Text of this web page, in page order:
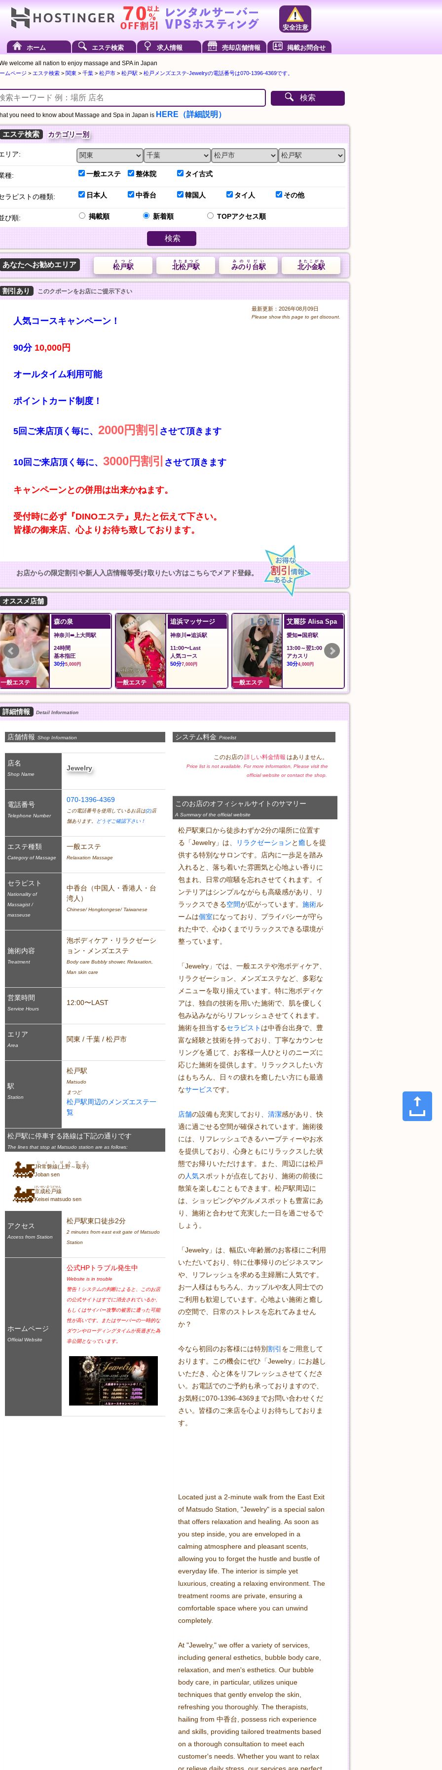
安全注意
ホーム エステ検索 求人情報 売却店舗情報 掲載お問合せ
welcome all nation to enjoy massage and SPA in Japan
ムページ > エステ検索 > 関東 > 千葉 > 松戸市 > 松戸駅 > 松戸メンズエステ-Jewelryの電話番号は070-1396-4369です。
検索
you need to know about Massage and Spa in Japan is HERE（詳細説明）
エステ検索 カテゴリー別
リア:
種: 一般エステ 整体院 タイ古式
ラピストの種類: 日本人 中香台 韓国人 タイ人 その他
び順: 掲載順 新着順 TOPアクセス順
検索
あなたへお勧めエリア 北小金駅
きたこがね
みのり台駅
みのりだい
北松戸駅
きたまつど
松戸駅
まつど
割引あり このクポーンをお店にご提示下さい
最新更新：2026年08月09日
Please show this page to get discount.
人気コースキャンペーン！
90分 10,000円
オールタイム利用可能
ポイントカード制度！
5回ご来店頂く毎に、 2000円割引 させて頂きます
10回ご来店頂く毎に、 3000円割引 させて頂きます
キャンペーンとの併用は出来かねます。
受付時に必ず『DINOエステ』見たと伝えて下さい。
お店からの限定割引や新人入店情報等受け取りたい方はこちらでメアド登録。
オススメ店舗
一般エステ
夢の恋
埼玉➠みずほ台駅
12:00～Last
オール泡コース
90分11,000円
一般エステ
ilAria アリア
東京➠新御徒町駅
12:00〜LAST
料金
60分8,000円
一般エステ
安心館
埼玉➠草加駅
12:00〜翌5:00
おすすめコース
90分10,000円
詳細情報 Detail Information
システム料金 Pricelist
このお店の詳しい料金情報 はありません。
Price list is not available. For more information, Please visit the
official website or contact the shop.
このお店のオフィシャルサイトのサマリー
A Summary of the official website
松戸駅東口から徒歩わずか2分の場所に位置す
る「Jewelry」は、
リラクゼーションと癒 しを提
供する特別なサロンです。店内に一歩足を踏み
入れると、落ち着いた雰囲気と心地よい香りに
包まれ、日常の喧騒を忘れさせてくれます。イ
ンテリアはシンプルながらも高級感があり、リ
ラックスできる空間が広がっています。 施術ル
ームは個室になっており、プライバシーが守ら
れた中で、心ゆくまでリラックスできる環境が
整っています。
「Jewelry」では、一般エステや泡ボディケア、
リラクゼーション、メンズエステなど、多彩な
メニューを取り揃えています。特に泡ボディケ
アは、独自の技術を用いた施術で、肌を優しく
包み込みながらリフレッシュさせてくれます。
施術を担当するセラピスト は中香台出身で、豊
富な経験と技術を持っており、丁寧なカウンセ
リングを通じて、お客様一人ひとりのニーズに
応じた施術を提供します。リラックスしたい方
はもちろん、日々の疲れを癒したい方にも最適
なサービスです。
店舗の設備も充実しており、 清潔感があり、快
適に過ごせる空間が確保されています。施術後
には、リフレッシュできるハーブティーやお水
を提供しており、心身ともにリラックスした状
態でお帰りいただけます。また、周辺には松戸
の人気スポットが点在しており、施術の前後に
散策を楽しむこともできます。松戸駅周辺に
は、ショッピングやグルメスポットも豊富にあ
り、施術と合わせて充実した一日を過ごせるで
しょう。
「Jewelry」は、幅広い年齢層のお客様にご利用
いただいており、特に仕事帰りのビジネスマン
や、リフレッシュを求める主婦層に人気です。
お一人様はもちろん、カップルや友人同士での
ご利用も歓迎しています。心地よい施術と癒し
の空間で、日常のストレスを忘れてみません
か？
今なら初回のお客様には特別割引 をご用意して
おります。この機会にぜひ「Jewelry」にお越し
いただき、心と体をリフレッシュさせてくださ
い。お電話でのご予約も承っておりますので、
お気軽に070-1396-4369までお問い合わせくだ
さい。皆様のご来店を心よりお待ちしておりま
す。
Located just a 2-minute walk from the East Exit
of Matsudo Station, "Jewelry" is a special salon
that offers relaxation and healing. As soon as
you step inside, you are enveloped in a
calming atmosphere and pleasant scents,
allowing you to forget the hustle and bustle of
everyday life. The interior is simple yet
luxurious, creating a relaxing environment. The
treatment rooms are private, ensuring a
comfortable space where you can unwind
completely.
At "Jewelry," we offer a variety of services,
including general esthetics, bubble body care,
relaxation, and men's esthetics. Our bubble
body care, in particular, utilizes unique
techniques that gently envelop the skin,
refreshing you thoroughly. The therapists,
hailing from 中香台, possess rich experience
and skills, providing tailored treatments based
on a thorough consultation to meet each
customer's needs. Whether you want to relax
店舗情報 Shop Information
店名
Shop Name
Jewelry
電話番号
Telephone Number
070-1396-4369
この電話番号を使用しているお店は(2)店
舗あります。 どうぞご確認下さい！
エステ種類
Category of Massage
一般エステ
Relaxation Massage
セラピスト
Nationality of
Massagist /
masseuse
中香台（中国人・香港人・台
湾人）
Chinese/ Hongkongese/ Taiwanese
施術内容
Treatment
泡ボディケア・リラクゼーシ
ョン・メンズエステ
Body care Bubbly shower, Relaxation,
Man skin care
営業時間
Service Hours
12:00〜LAST
エリア
Area
関東 / 千葉 / 松戸市
駅
Station
松戸駅
Matsudo
まつど
松戸駅周辺のメンズエステ一
覧
松戸駅に停車する路線は下記の通りです
The lines that stop at Matsudo station are as follows:
🚂JR常磐線(上野～取手)
じょうばんせん
Joban sen
🚂京成松戸線
けいせいまつどせん
Keisei matsudo sen
アクセス
Access from Station
松戸駅東口徒歩2分
2 minutes from east exit gate of Matsudo
Station
ホームページ
Official Website
公式HPトラブル発生中
Website is in trouble
警告！システムの判断によると、このお店
の公式サイトはすでに消去されているか、
もしくはサイバー攻撃の被害に遭った可能
性が高いです。またはサーバーの一時的な
ダウンやローディングタイムが長過ぎた為
非公開となっています。